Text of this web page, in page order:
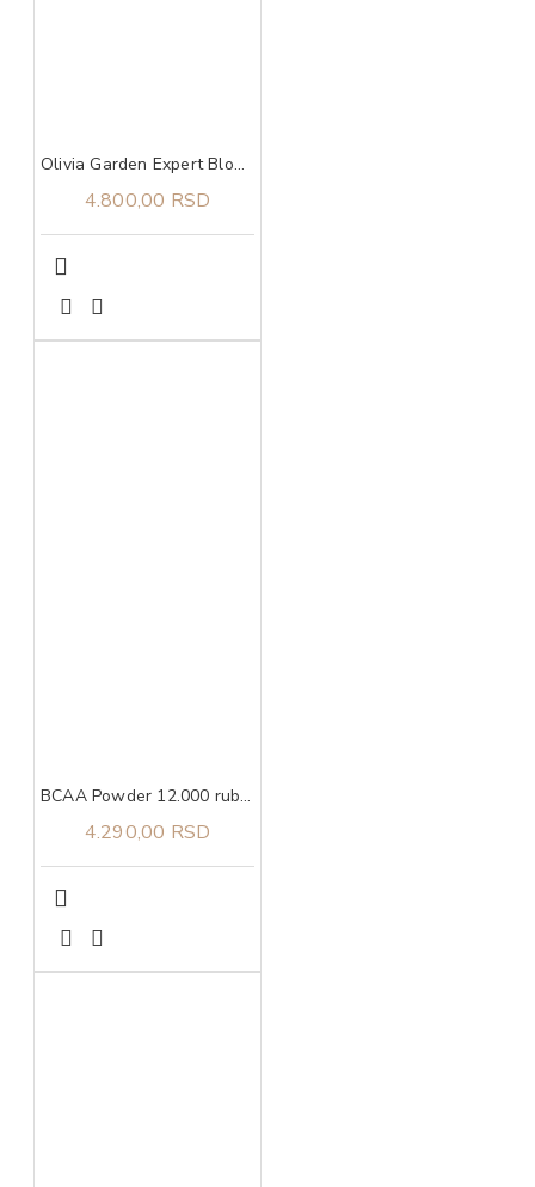
Olivia Garden Expert Blowout Shine White&Grey 65
4.800,00 RSD
BCAA Powder 12.000 ruby red candy, 457g ULTIMATE NUTRITION
4.290,00 RSD